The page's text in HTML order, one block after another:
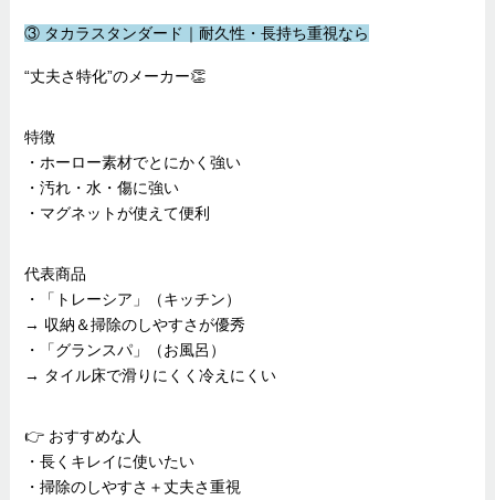
③ タカラスタンダード｜耐久性・長持ち重視なら
“丈夫さ特化”のメーカー👏
特徴
・ホーロー素材でとにかく強い
・汚れ・水・傷に強い
・マグネットが使えて便利
代表商品
・「トレーシア」（キッチン）
→ 収納＆掃除のしやすさが優秀
・「グランスパ」（お風呂）
→ タイル床で滑りにくく冷えにくい
👉 おすすめな人
・長くキレイに使いたい
・掃除のしやすさ＋丈夫さ重視